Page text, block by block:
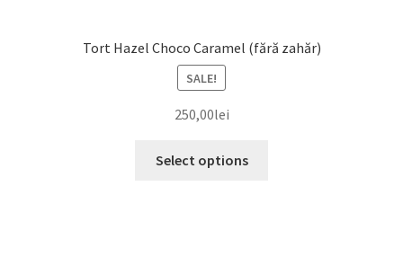
Tort Hazel Choco Caramel (fără zahăr)
SALE!
250,00lei
Select options